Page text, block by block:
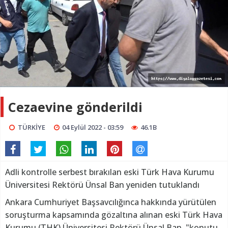
Cezaevine gönderildi
TÜRKİYE 04 Eylül 2022 - 03:59 46.1B
Adli kontrolle serbest bırakılan eski Türk Hava Kurumu
Üniversitesi Rektörü Ünsal Ban yeniden tutuklandı
Ankara Cumhuriyet Başsavcılığınca hakkında yürütülen
soruşturma kapsamında gözaltına alınan eski Türk Hava